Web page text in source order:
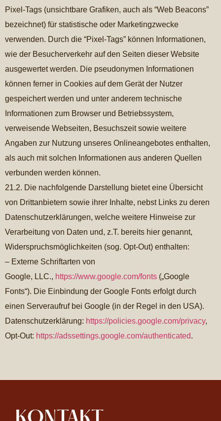
Pixel-Tags (unsichtbare Grafiken, auch als “Web Beacons”
bezeichnet) für statistische oder Marketingzwecke
verwenden. Durch die “Pixel-Tags” können Informationen,
wie der Besucherverkehr auf den Seiten dieser Website
ausgewertet werden. Die pseudonymen Informationen
können ferner in Cookies auf dem Gerät der Nutzer
gespeichert werden und unter anderem technische
Informationen zum Browser und Betriebssystem,
verweisende Webseiten, Besuchszeit sowie weitere
Angaben zur Nutzung unseres Onlineangebotes enthalten,
als auch mit solchen Informationen aus anderen Quellen
verbunden werden können.
21.2. Die nachfolgende Darstellung bietet eine Übersicht
von Drittanbietern sowie ihrer Inhalte, nebst Links zu deren
Datenschutzerklärungen, welche weitere Hinweise zur
Verarbeitung von Daten und, z.T. bereits hier genannt,
Widerspruchsmöglichkeiten (sog. Opt-Out) enthalten:
– Externe Schriftarten von
Google, LLC., https://www.google.com/fonts („Google
Fonts“). Die Einbindung der Google Fonts erfolgt durch
einen Serveraufruf bei Google (in der Regel in den USA).
Datenschutzerklärung: https://policies.google.com/privacy,
Opt-Out: https://adssettings.google.com/authenticated.